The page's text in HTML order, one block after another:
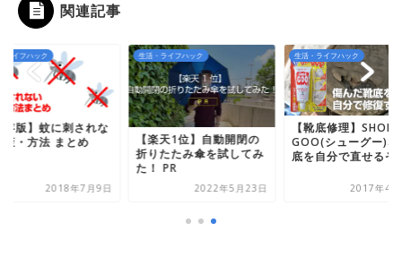
関連記事
ライフハック
1位】自動開閉の
2022年5月23日
生活・ライフハック
【靴底修理】SHOE
GOO(シューグー)なら靴
底を自分で直せるぞ...
2017年4月23日
生活・ライフハック
【保存版】蚊に刺さ
い対策・方法 まとめ
2018年7